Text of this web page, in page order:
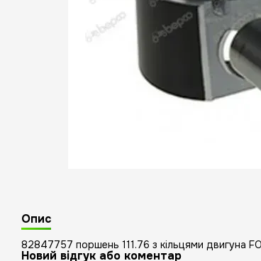
Опис
82847757 поршень 111.76 з кільцями двигуна
Новий відгук або коментар